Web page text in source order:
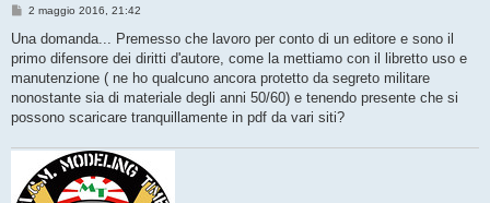
M
s
a
g
i
o
2 maggio 2016, 21:42
Una domanda... Premesso che lavoro per conto di un editore e sono il
primo difensore dei diritti d'autore, come la mettiamo con il libretto uso e
manutenzione ( ne ho qualcuno ancora protetto da segreto militare
nonostante sia di materiale degli anni 50/60) e tenendo presente che si
possono scaricare tranquillamente in pdf da vari siti?